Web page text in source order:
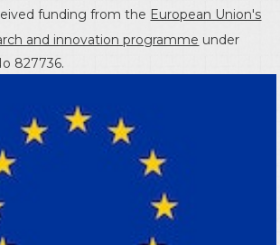
funding from the European Union's
and innovation programme under
827736.